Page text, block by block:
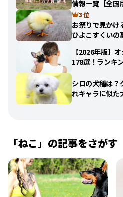
情報一覧【全国
3 位
お祭りで見かけ
ひよこすくいの
【2026年版】
178選！ランキ
シロの犬種は？
れキャラに似た
「ねこ 」の記事をさがす